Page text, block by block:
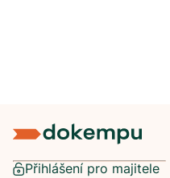
Přihlášení pro majitele